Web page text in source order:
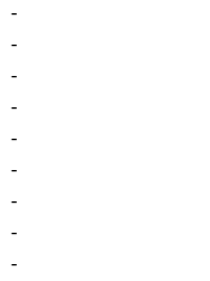
-
-
-
-
-
-
-
-
-